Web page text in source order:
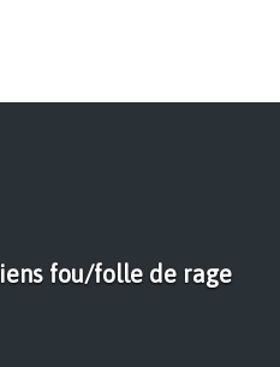
fou/folle de rage